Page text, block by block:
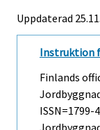
Uppdaterad
Instruktion
Finlands
ISSN=1799-